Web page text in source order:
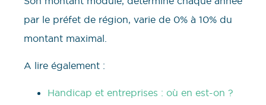
par le préfet de région, varie de 0% à 10% du
montant maximal.
A lire également :
Handicap et entreprises : où en est-on ?